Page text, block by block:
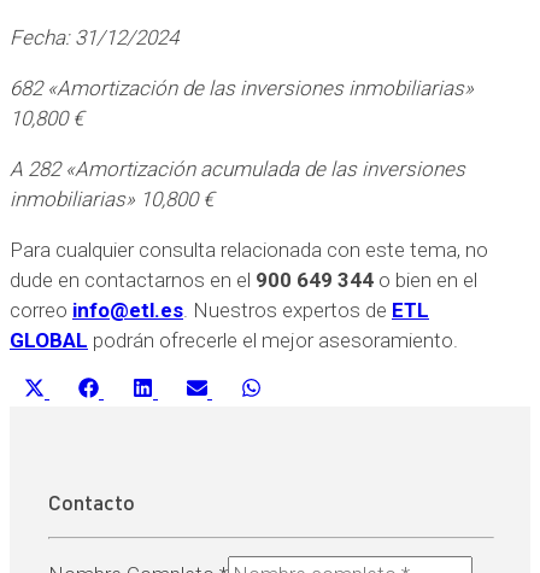
Fecha: 31/12/2024
682 «Amortización de las inversiones inmobiliarias»
10,800 €
A 282 «Amortización acumulada de las inversiones
inmobiliarias» 10,800 €
Para cualquier consulta relacionada con este tema, no
dude en contactarnos en el 900 649 344 o bien en el
correo info@etl.es . Nuestros expertos de ETL
GLOBAL podrán ofrecerle el mejor asesoramiento.
CompartirCompartir
FacebookCompartir
LinkedInCompartir
Email
Contacto